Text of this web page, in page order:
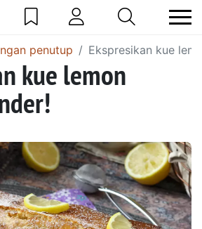
penutup Ekspresikan kue
kue lemon